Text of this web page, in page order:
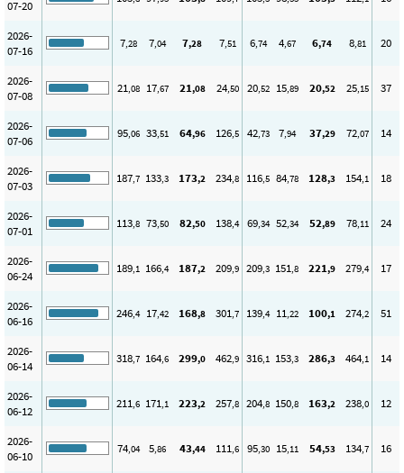
07-20
2026-
07-16
7,28 7,04 7,28 7,51 6,74 4,67 6,74 8,81 20
2026-
07-08
21,08 17,67 21,08 24,50 20,52 15,89 20,52 25,15 37
2026-
07-06
95,06 33,51 64,96 126,5 42,73 7,94 37,29 72,07 14
2026-
07-03
187,7 133,3 173,2 234,8 116,5 84,78 128,3 154,1 18
2026-
07-01
113,8 73,50 82,50 138,4 69,34 52,34 52,89 78,11 24
2026-
06-24
189,1 166,4 187,2 209,9 209,3 151,8 221,9 279,4 17
2026-
06-16
246,4 17,42 168,8 301,7 139,4 11,22 100,1 274,2 51
2026-
06-14
318,7 164,6 299,0 462,9 316,1 153,3 286,3 464,1 14
2026-
06-12
211,6 171,1 223,2 257,8 204,8 150,8 163,2 238,0 12
2026-
06-10
74,04 5,86 43,44 111,6 95,30 15,11 54,53 134,7 16